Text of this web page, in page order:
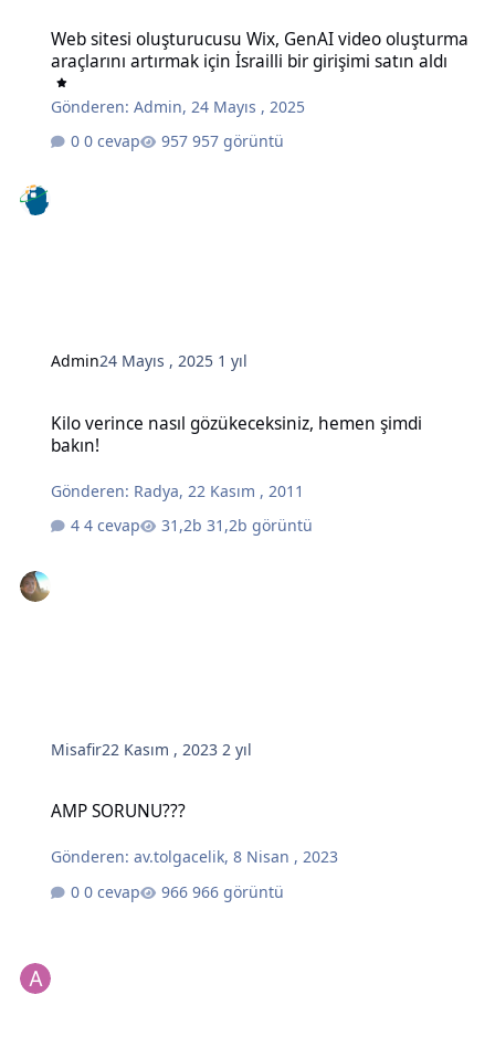
Web sitesi oluşturucusu Wix, GenAI video oluşturma
araçlarını artırmak için İsrailli bir girişimi satın aldı
Gönderen:Admin, 24 Mayıs , 2025
0 cevap
957 görüntü
Admin24 Mayıs , 2025 1 yıl
Kilo verince nasıl gözükeceksiniz, hemen şimdi
bakın!
Gönderen: Radya, 22 Kasım , 2011
4 cevap
31,2b görüntü
Misafir22 Kasım , 20232 yıl
AMP SORUNU???
Gönderen:av.tolgacelik,8 Nisan , 2023
0 cevap
966 görüntü